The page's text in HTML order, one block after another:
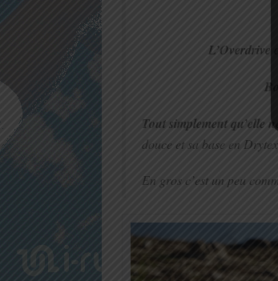
L’Overdrive
Tout simplement qu’elle
douce et sa base en Drytex
En gros c’est un peu